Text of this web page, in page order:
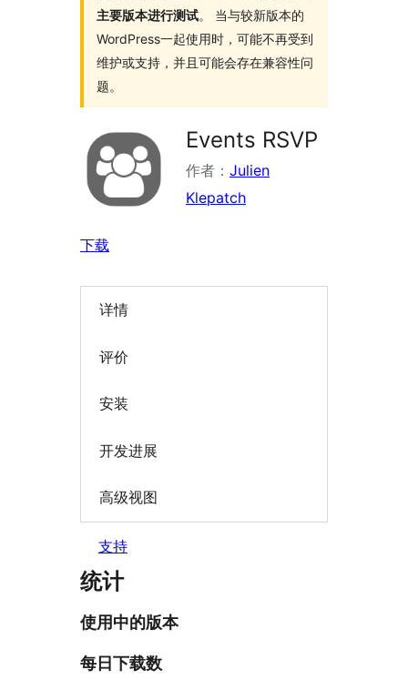
主要版本进行测试。 当与较新版本的
WordPress一起使用时，可能不再受到
维护或支持，并且可能会存在兼容性问
题。
Events RSVP
作者： Julien
Klepatch
下载
详情
评价
安装
开发进展
高级视图
支持
统计
使用中的版本
每日下载数